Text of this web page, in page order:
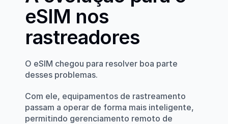
eSIM nos
rastreadores
O eSIM chegou para resolver boa parte
desses problemas.
Com ele, equipamentos de rastreamento
passam a operar de forma mais inteligente,
permitindo gerenciamento remoto de